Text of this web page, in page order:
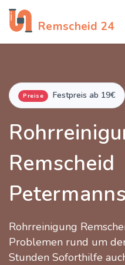
Remscheid 24
Preise Festpreis ab 19€
Remscheid
Rohrreinigung
Problemen rund um
Stunden Soforthilfe